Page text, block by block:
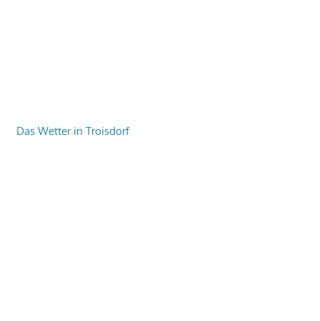
Das Wetter in Troisdorf